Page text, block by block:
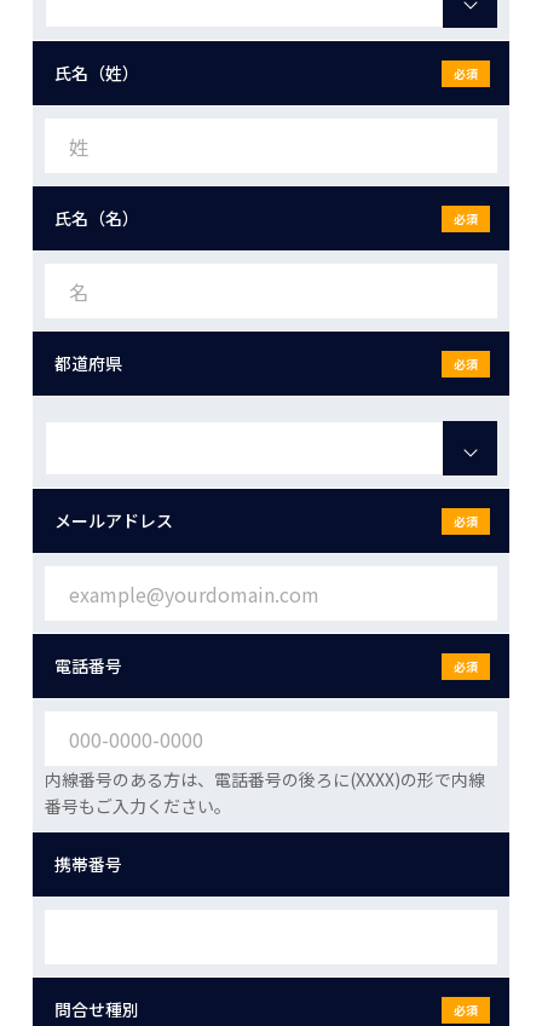
氏名（姓） 必須
氏名（名） 必須
都道府県 必須
メールアドレス 必須
電話番号 必須
内線番号のある方は、電話番号の後ろに(XXXX)の形で内線
番号もご入力ください。
携帯番号
問合せ種別 必須